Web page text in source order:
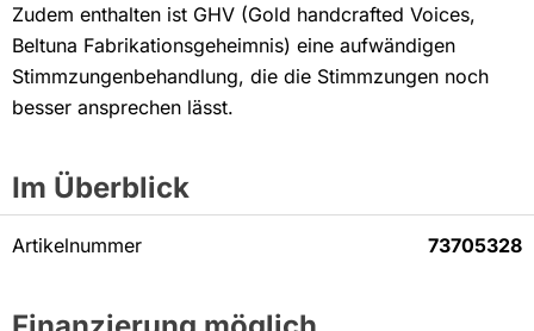
Zudem enthalten ist GHV (Gold handcrafted Voices,
Beltuna Fabrikationsgeheimnis) eine aufwändigen
Stimmzungenbehandlung, die die Stimmzungen noch
besser ansprechen lässt.
Im Überblick
Artikelnummer 73705328